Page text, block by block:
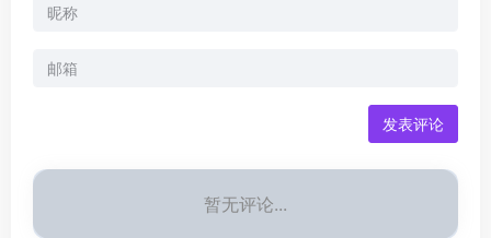
发表评论
暂无评论...